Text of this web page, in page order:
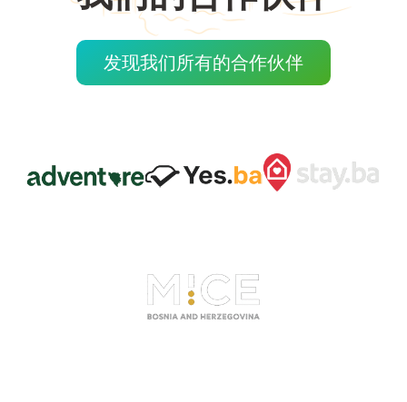
发现我们所有的合作伙伴